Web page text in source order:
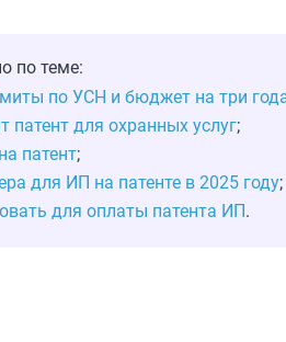
по теме:
по УСН и бюджет на три
патент для охранных услуг;
патент;
для ИП на патенте в 2025 году;
для оплаты патента ИП.